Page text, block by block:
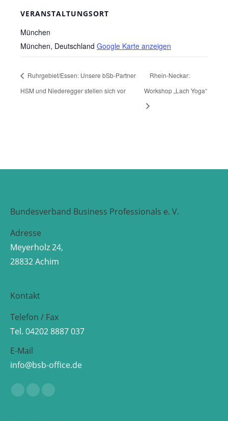
VERANSTALTUNGSORT
München
München, Deutschland Google Karte anzeigen
Ruhrgebiet/Essen: Unsere bSb-Partner
HSM und Niederegger stellen sich vor
Rhein-Neckar:
Workshop „Lach Yoga“
Bundesverband Business Professionals e. V.
Adresse
Meyerholz 24,
28832 Achim
Kontakt
Telefon / Fax
Tel. 04202 8887 037
E-Mail
info@bsb-office.de
Finden Sie uns auf:
Facebook
LinkedinInstagram